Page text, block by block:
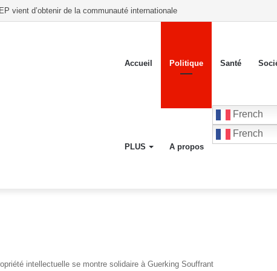
introuvables : TALK exige des comptes à la commission municipale de
Accueil Politique Santé
PLUS A propos
French
French
intellectuelle se montre solidaire à Guerking Souffrant